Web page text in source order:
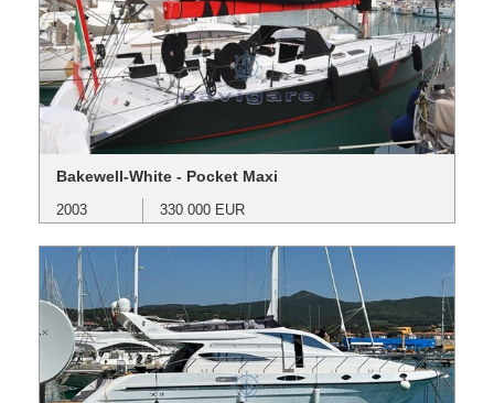
Bakewell-White - Pocket Maxi
2003 330 000 EUR